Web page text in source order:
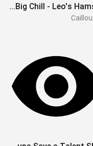
S02E13 - Caillou and the Tooth Fairy - I Want To Grow Up - Caillou's Big Chill - Leo's Hamster